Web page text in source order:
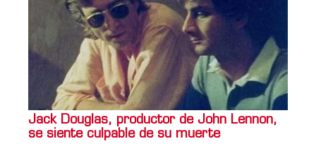
Jack Douglas, productor de John Lennon,
se siente culpable de su muerte